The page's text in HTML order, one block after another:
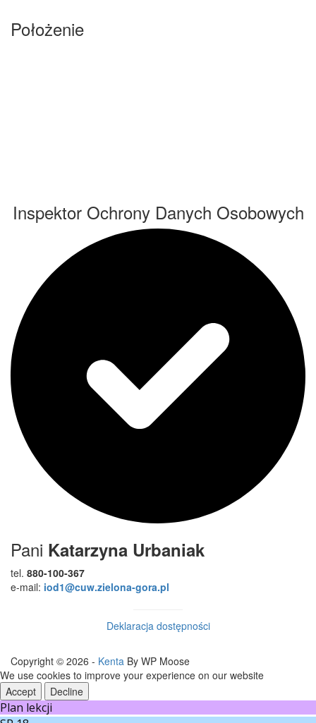
Położenie
Inspektor Ochrony Danych Osobowych
Pani Katarzyna Urbaniak
tel. 880-100-367
e-mail: iod1@cuw.zielona-gora.pl
Deklaracja dostępności
Copyright © 2026 - Kenta By WP Moose
We use cookies to improve your experience on our website
Accept
Decline
Plan lekcji